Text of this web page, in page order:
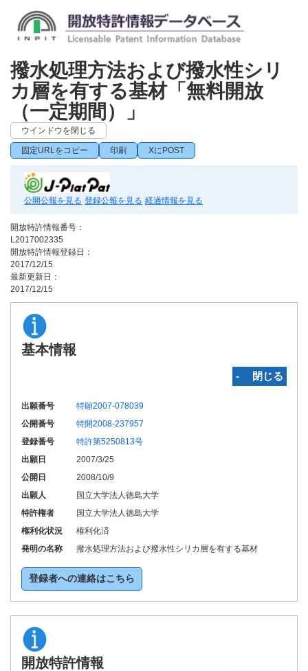
撥水処理方法および撥水性シリ
カ層を有する基材「無料開放
（一定期間）」
ウインドウを閉じる
固定URLをコピー 印刷 XにPOST
公開公報を見る 登録公報を見る 経過情報を見る
開放特許情報番号：
L2017002335
開放特許情報登録日：
2017/12/15
最新更新日：
2017/12/15
基本情報
‐ 閉じる
出願番号
特願2007-078039
公開番号
特開2008-237957
登録番号
特許第5250813号
出願日
2007/3/25
公開日
2008/10/9
出願人
国立大学法人徳島大学
特許権者
国立大学法人徳島大学
権利化状況
権利化済
発明の名称
撥水処理方法および撥水性シリカ層を有する基材
登録者への連絡はこちら
開放特許情報